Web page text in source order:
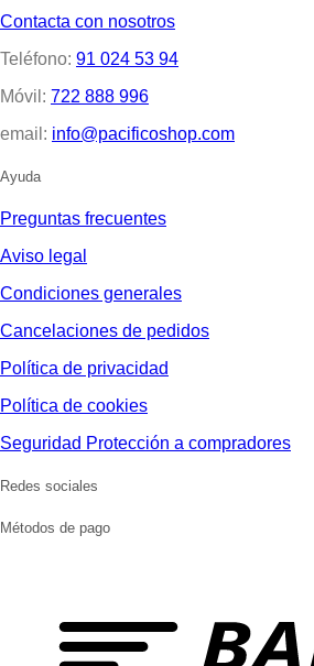
Contacta con nosotros
Teléfono: 91 024 53 94
Móvil: 722 888 996
email: info@pacificoshop.com
Ayuda
Preguntas frecuentes
Aviso legal
Condiciones generales
Cancelaciones de pedidos
Política de privacidad
Política de cookies
Seguridad Protección a compradores
Redes sociales
Métodos de pago